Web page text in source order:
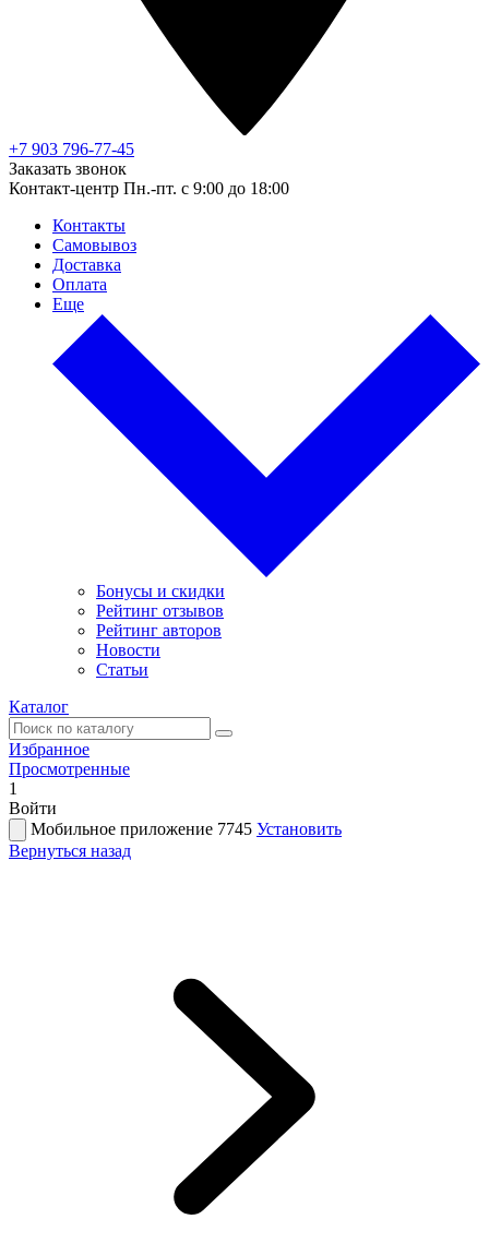
+7 903 796-77-45
Заказать звонок
Контакт-центр Пн.-пт. с 9:00 до 18:00
Контакты
Самовывоз
Доставка
Оплата
Еще
Бонусы и скидки
Рейтинг отзывов
Рейтинг авторов
Новости
Статьи
Каталог
Избранное
Просмотренные
1
Войти
Мобильное приложение 7745 Установить
Вернуться назад